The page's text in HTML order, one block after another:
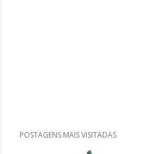
POSTAGENS MAIS VISITADAS